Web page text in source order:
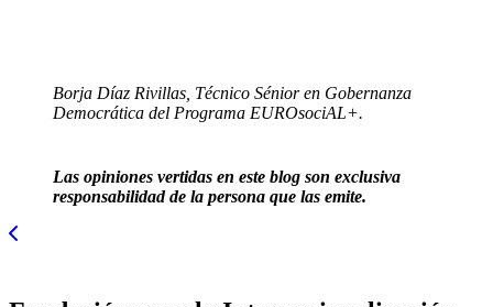
Borja Díaz Rivillas, Técnico Sénior en Gobernanza
Democrática del Programa EUROsociAL+.
Las opiniones vertidas en este blog son exclusiva
responsabilidad de la persona que las emite.